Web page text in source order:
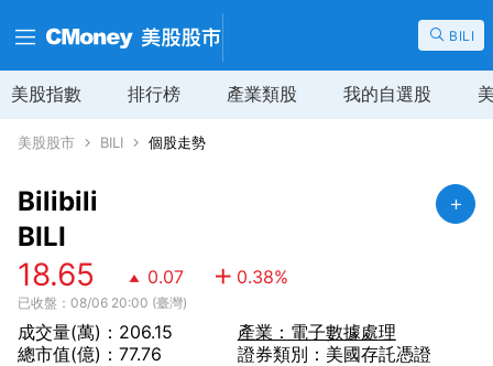
BILI
美股指數 排行榜 產業類股 我的自選股
美股股市 BILI 個股走勢
Bilibili
BILI
18.65 0.07 0.38%
已收盤：08/06 20:00 (臺灣)
成交量(萬)：206.15
總市值(億)：77.76
產業：電子數據處理
證券類別：美國存託憑證